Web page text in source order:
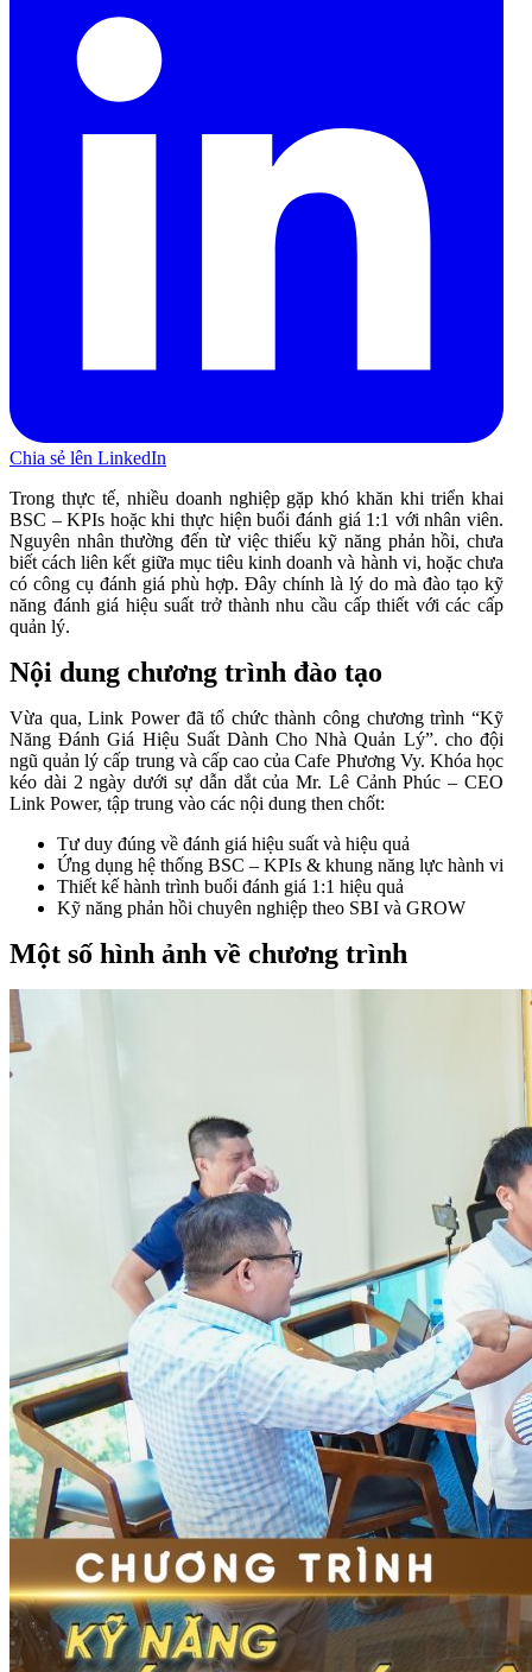
Chia sẻ lên LinkedIn
Trong thực tế, nhiều doanh nghiệp gặp khó khăn khi triển khai
BSC – KPIs hoặc khi thực hiện buổi đánh giá 1:1 với nhân viên.
Nguyên nhân thường đến từ việc thiếu kỹ năng phản hồi, chưa
biết cách liên kết giữa mục tiêu kinh doanh và hành vi, hoặc chưa
có công cụ đánh giá phù hợp. Đây chính là lý do mà đào tạo kỹ
năng đánh giá hiệu suất trở thành nhu cầu cấp thiết với các cấp
quản lý.
Nội dung chương trình đào tạo
Vừa qua, Link Power đã tổ chức thành công chương trình “Kỹ
Năng Đánh Giá Hiệu Suất Dành Cho Nhà Quản Lý”. cho đội
ngũ quản lý cấp trung và cấp cao của Cafe Phương Vy. Khóa học
kéo dài 2 ngày dưới sự dẫn dắt của Mr. Lê Cảnh Phúc – CEO
Link Power, tập trung vào các nội dung then chốt:
Tư duy đúng về đánh giá hiệu suất và hiệu quả
Ứng dụng hệ thống BSC – KPIs & khung năng lực hành vi
Thiết kế hành trình buổi đánh giá 1:1 hiệu quả
Kỹ năng phản hồi chuyên nghiệp theo SBI và GROW
Một số hình ảnh về chương trình